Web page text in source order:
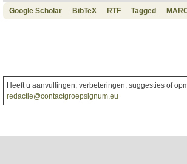
Google Scholar
BibTeX RTF Tagged
Heeft u aanvullingen, verbeteringen, suggesties of
redactie@contactgroepsignum.eu